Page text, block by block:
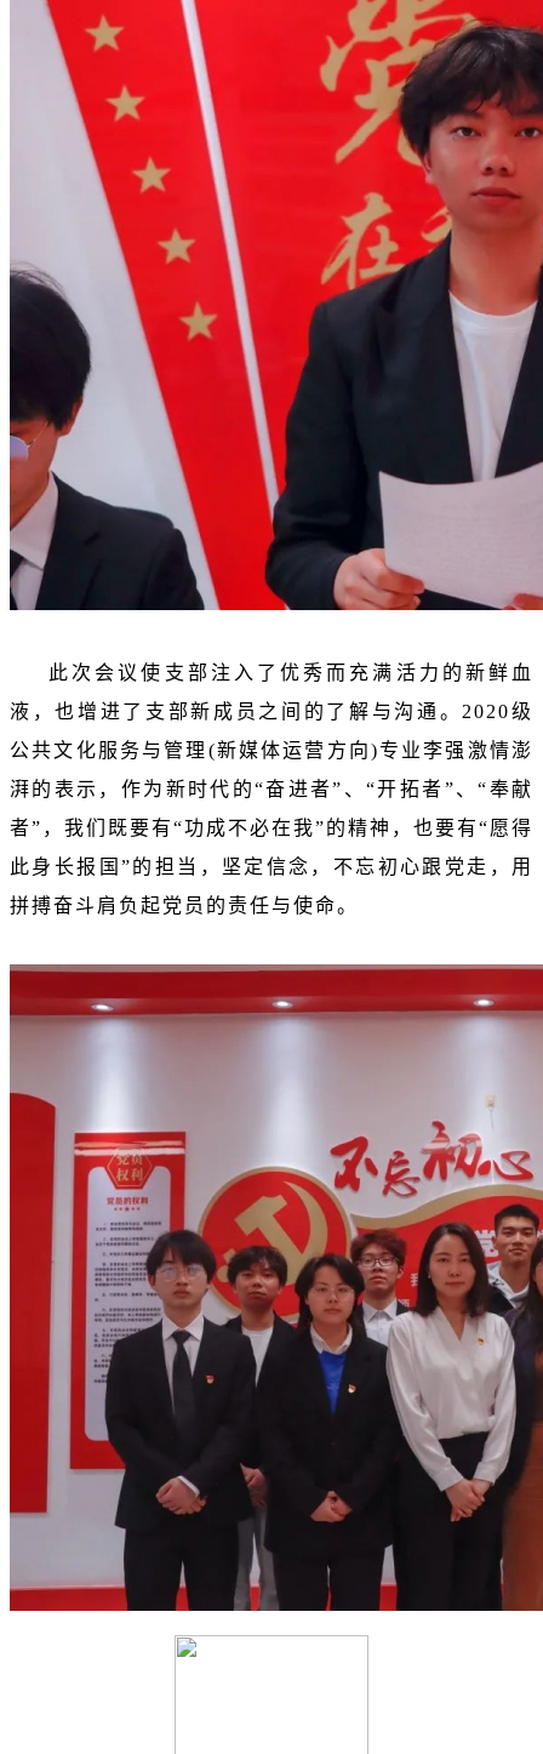
此次会议使支部注入了优秀而充满活力的新鲜血
液，也增进了支部新成员之间的了解与沟通。2020级
公共文化服务与管理(新媒体运营方向)专业李强激情澎
湃的表示，作为新时代的“奋进者”、“开拓者”、“奉献
者”，我们既要有“功成不必在我”的精神，也要有“愿得
此身长报国”的担当，坚定信念，不忘初心跟党走，用
拼搏奋斗肩负起党员的责任与使命。